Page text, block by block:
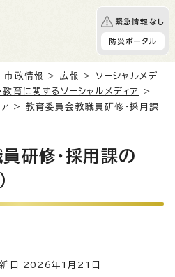
緊急情報なし
防災ポータル
市政情報 > 広報 > ソーシャルメデ
教育に関するソーシャルメディア
>
> 教育委員会教職員研修・採用課
研修・採用課の
日 2026年1月21日